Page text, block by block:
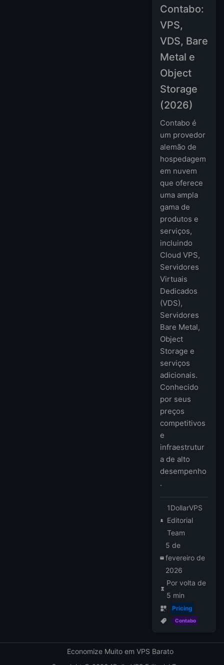
Contabo:
VPS,
VDS, Bare
Metal e
Object
Storage
(2026)
Contabo é
um provedor
alemão de
hospedagem
em nuvem
que oferece
uma ampla
gama de
produtos e
serviços,
incluindo
Cloud VPS,
Servidores
Virtuais
Dedicados
(VDS),
Servidores
Bare Metal,
Object
Storage e
serviços
adicionais.
Conhecido
por seus
preços
competitivos
e
infraestrutur
a de alto
desempenho
.
1DollarVPS
Editorial
Team
5 de
fevereiro de
2026
Por volta de
5 min
Pricing
Contabo
Economize Muito em VPS Barato